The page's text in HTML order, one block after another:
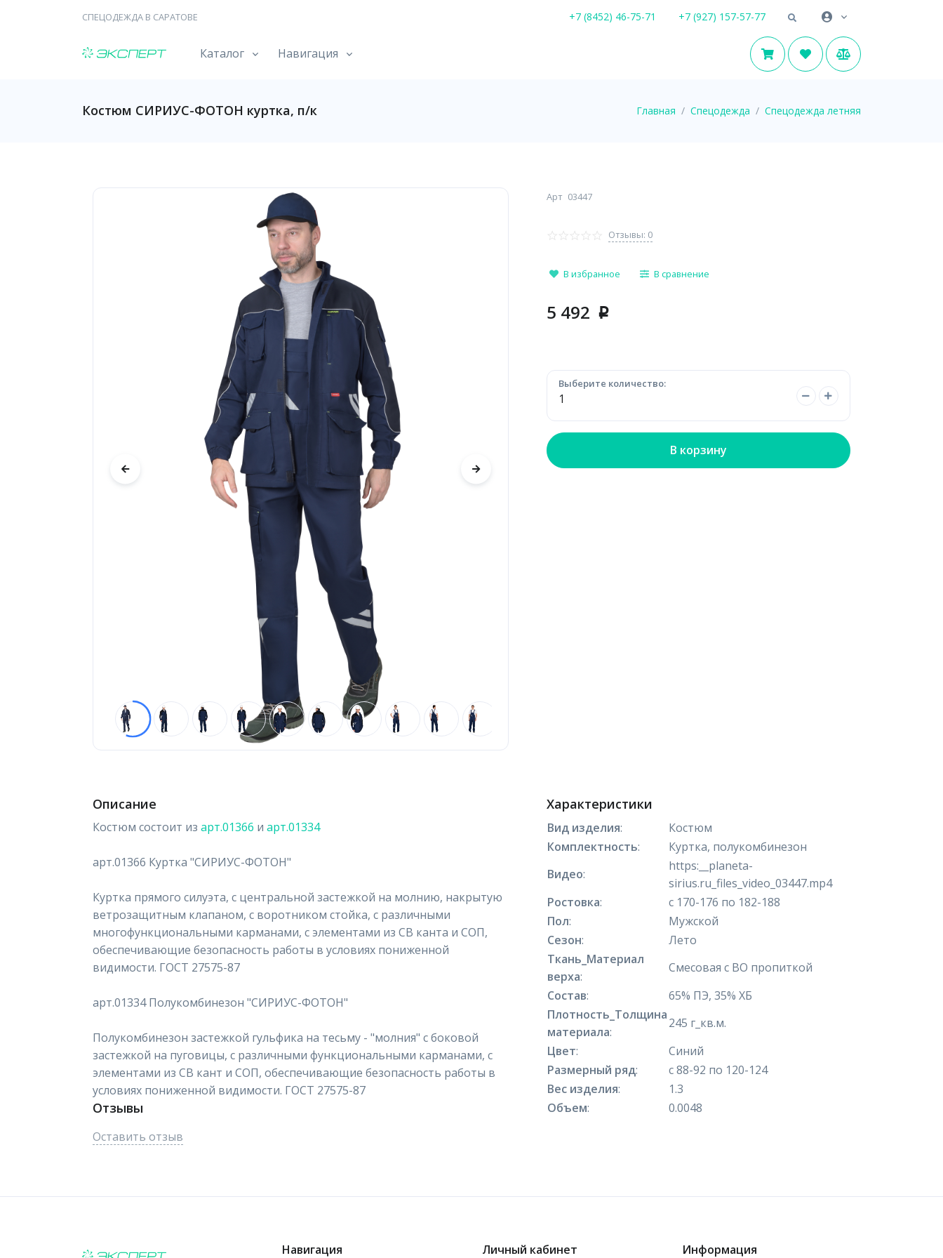
СПЕЦОДЕЖДА В САРАТОВЕ +7 (8452) 46-75-71 +7 (927) 157-57-77
Каталог Навигация
Костюм СИРИУС-ФОТОН куртка, п/к Главная Спецодежда Спецодежда летняя
Арт 03447
Отзывы: 0
В избранное В сравнение
5 492 p
Выберите количество:
В корзину
Описание
Костюм состоит из арт.01366 и арт.01334
арт.01366 Куртка "СИРИУС-ФОТОН"
Куртка прямого силуэта, с центральной застежкой на молнию, накрытую
ветрозащитным клапаном, с воротником стойка, с различными
многофункциональными карманами, с элементами из СВ канта и СОП,
обеспечивающие безопасность работы в условиях пониженной
видимости. ГОСТ 27575-87
арт.01334 Полукомбинезон "СИРИУС-ФОТОН"
Полукомбинезон застежкой гульфика на тесьму - "молния" с боковой
застежкой на пуговицы, с различными функциональными карманами, с
элементами из СВ кант и СОП, обеспечивающие безопасность работы в
условиях пониженной видимости. ГОСТ 27575-87
Отзывы
Оставить отзыв
Характеристики
Вид изделия:
Костюм
Комплектность:
Куртка, полукомбинезон
Видео:
https:__planeta-
sirius.ru_files_video_03447.mp4
Ростовка:
с 170-176 по 182-188
Пол:
Мужской
Сезон:
Лето
Ткань_Материал
верха:
Смесовая с ВО пропиткой
Состав:
65% ПЭ, 35% ХБ
Плотность_Толщина
материала:
245 г_кв.м.
Цвет:
Синий
Размерный ряд:
с 88-92 по 120-124
Вес изделия:
1.3
Объем: 0.0048
Навигация Личный кабинет Информация